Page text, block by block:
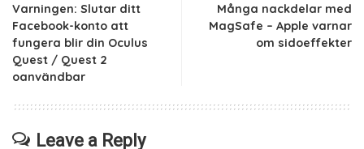
Varningen: Slutar ditt
Facebook-konto att
fungera blir din Oculus
Quest / Quest 2
oanvändbar
Många nackdelar med
MagSafe – Apple varnar
om sidoeffekter
Leave a Reply